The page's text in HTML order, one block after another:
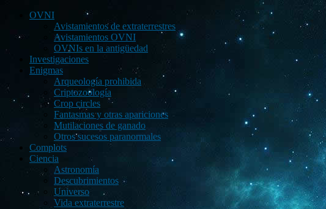
OVNI
Avistamientos de extraterrestres
Avistamientos OVNI
OVNIs en la antigüedad
Investigaciones
Enigmas
Arqueología prohibida
Criptozoología
Crop circles
Fantasmas y otras apariciones
Mutilaciones de ganado
Otros sucesos paranormales
Complots
Ciencia
Astronomía
Descubrimientos
Universo
Vida extraterrestre